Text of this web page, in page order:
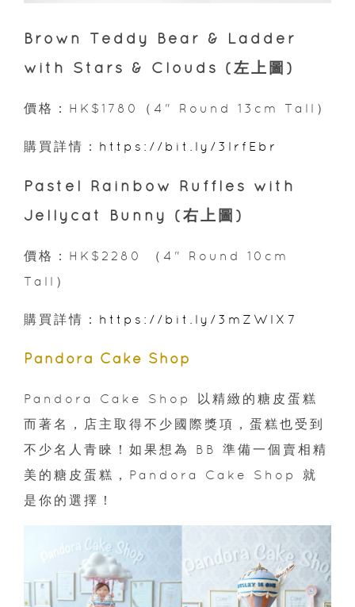
Brown Teddy Bear & Ladder
with Stars & Clouds (左上圖)
價格：HK$1780（4" Round 13cm Tall）
購買詳情： https://bit.ly/3lrfEbr
Pastel Rainbow Ruffles with
Jellycat Bunny (右上圖)
價格：HK$2280 （4" Round 10cm
Tall）
購買詳情： https://bit.ly/3mZWlX7
Pandora Cake Shop
Pandora Cake Shop 以精緻的糖皮蛋糕
而著名，店主取得不少國際獎項，蛋糕也受到
不少名人青睞！如果想為 BB 準備一個賣相精
美的糖皮蛋糕，Pandora Cake Shop 就
是你的選擇！